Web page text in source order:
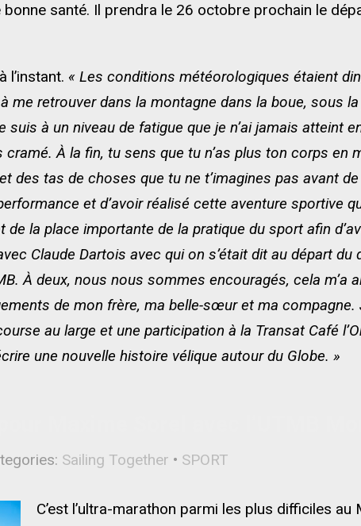
bonne santé. Il prendra le 26 octobre prochain le
l’instant. « Les conditions météorologiques étaient
me retrouver dans la montagne dans la boue, sous
à un niveau de fatigue que je n’ai jamais atteint
À la fin, tu sens que tu n’as plus ton corps en
des tas de choses que tu ne t’imagines pas avant
et d’avoir réalisé cette aventure sportive
la place importante de la pratique du sport afin
Claude Dartois avec qui on s’était dit au départ du
À deux, nous nous sommes encouragés, cela m’a
de mon frère, ma belle-sœur et ma compagne.
au large et une participation à la Transat Café
une nouvelle histoire vélique autour du Globe. »
Sailing Together • SPORT
C’est l’ultra-marathon parmi les plus difficiles au